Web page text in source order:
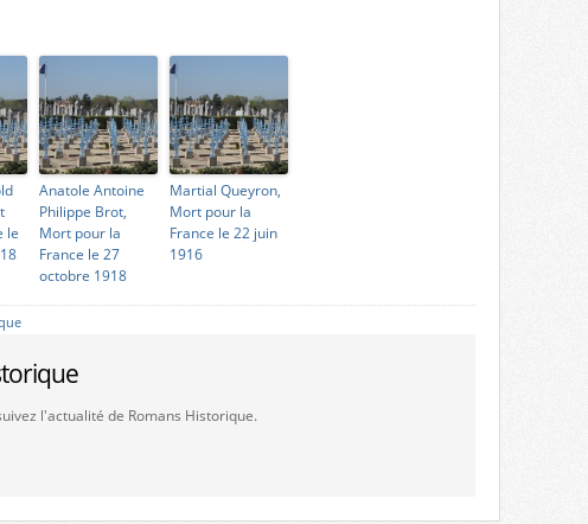
le
Anatole Antoine
Philippe Brot,
Mort pour la
France le 27
octobre 1918
Martial Queyron,
Mort pour la
France le 22 juin
1916
l'actualité de Romans Historique.